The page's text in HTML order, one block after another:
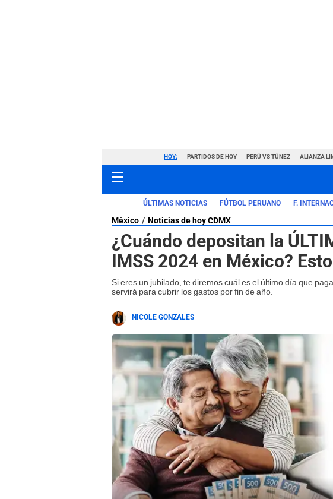
HOY: PARTIDOS DE HOY PERÚ VS TÚNEZ ALIANZA
ÚLTIMAS NOTICIAS FÚTBOL PERUANO F.
México Noticias de hoy CDMX
¿Cuándo depositan la
IMSS 2024 en México?
Si eres un jubilado, te diremos cuál es el último día que
servirá para cubrir los gastos por fin de año.
NICOLE GONZALES